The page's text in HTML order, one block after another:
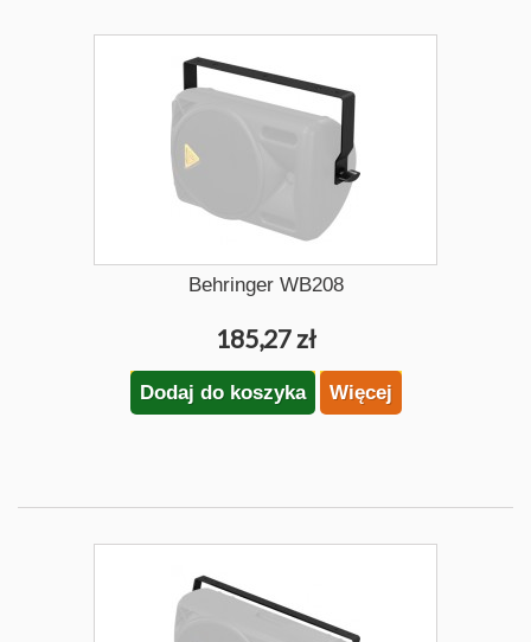
Behringer WB208
185,27 zł
Dodaj do koszyka Więcej